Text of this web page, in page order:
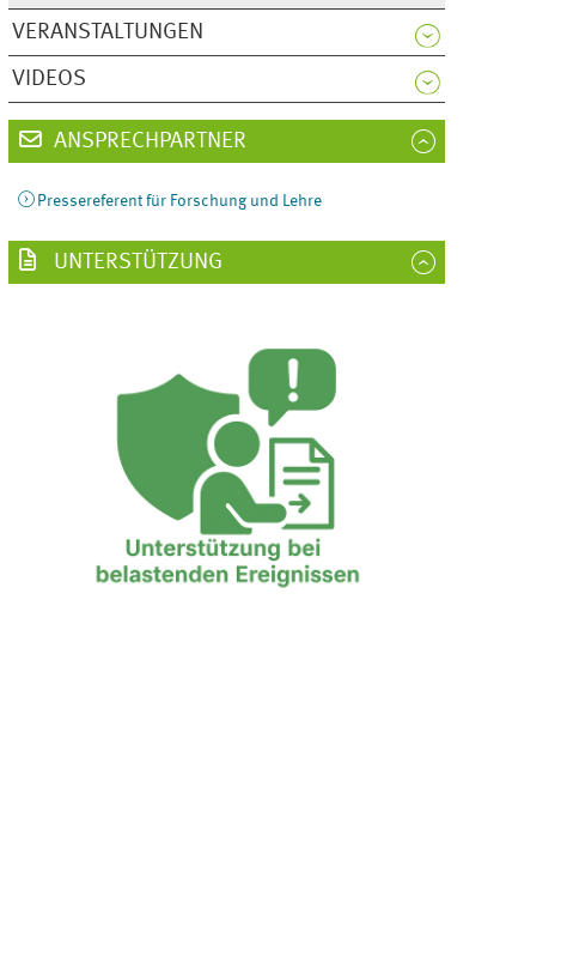
VERANSTALTUNGEN
VIDEOS
ANSPRECHPARTNER
Pressereferent für Forschung und Lehre
UNTERSTÜTZUNG